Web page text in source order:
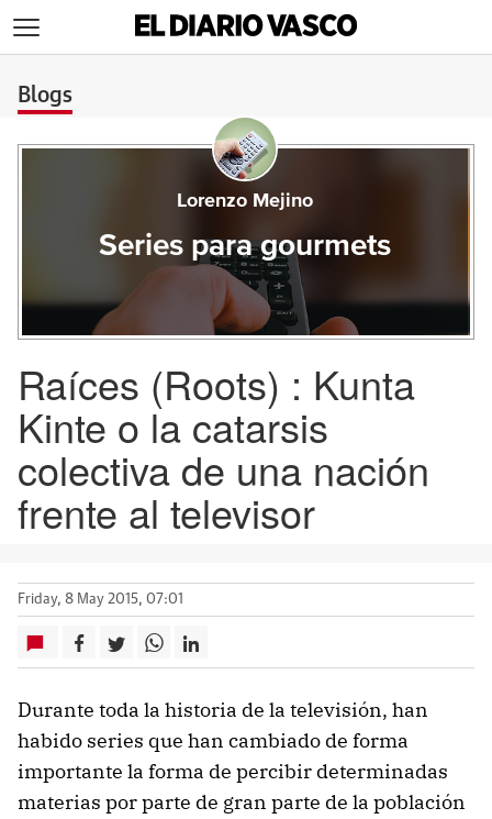
Blogs
Lorenzo Mejino
Series para gourmets
Raíces (Roots) : Kunta
Kinte o la catarsis
colectiva de una nación
frente al televisor
Friday, 8 May 2015, 07:01
Durante toda la historia de la televisión, han
habido series que han cambiado de forma
importante la forma de percibir determinadas
materias por parte de gran parte de la población